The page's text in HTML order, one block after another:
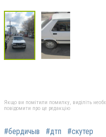
Якщо ви помітили помилку, виділіть
повідомити про це редакцію
#бердичыв #дтп #скутер